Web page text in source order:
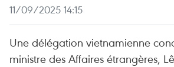
11/09/2025 14:15
Une délégation vietnamienne
ministre des Affaires étrangères,